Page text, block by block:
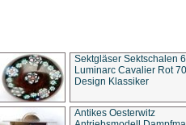
Sektgläser Sektschalen
Luminarc Cavalier Rot
Design Klassiker
Antikes Oesterwitz